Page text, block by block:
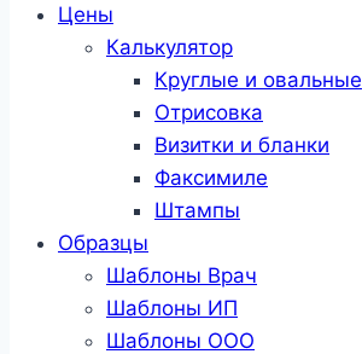
Цены
Калькулятор
Круглые и овальные
Отрисовка
Визитки и бланки
Факсимиле
Штампы
Образцы
Шаблоны Врач
Шаблоны ИП
Шаблоны ООО